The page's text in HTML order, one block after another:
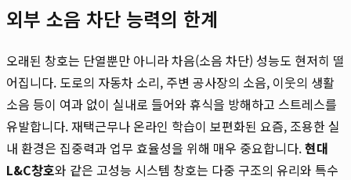
외부 소음 차단 능력의 한계
오래된 창호는 단열뿐만 아니라 차음(소음 차단) 성능도 현저히 떨
어집니다. 도로의 자동차 소리, 주변 공사장의 소음, 이웃의 생활
소음 등이 여과 없이 실내로 들어와 휴식을 방해하고 스트레스를
유발합니다. 재택근무나 온라인 학습이 보편화된 요즘, 조용한 실
내 환경은 집중력과 업무 효율성을 위해 매우 중요합니다.현대
L&C창호와 같은 고성능 시스템 창호는 다중 구조의 유리와 특수